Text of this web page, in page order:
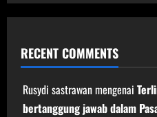
RECENT COMMENTS
Rusydi sastrawanmengenai
bertanggung jawab dalam